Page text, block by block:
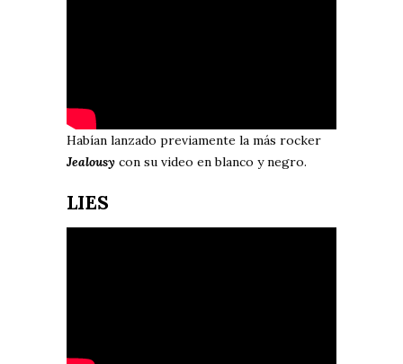
Habían lanzado previamente la más rocker
Jealousy con su video en blanco y negro.
LIES